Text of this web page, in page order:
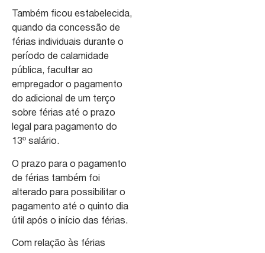
Também ficou estabelecida,
quando da concessão de
férias individuais durante o
período de calamidade
pública, facultar ao
empregador o pagamento
do adicional de um terço
sobre férias até o prazo
legal para pagamento do
13º salário.
O prazo para o pagamento
de férias também foi
alterado para possibilitar o
pagamento até o quinto dia
útil após o início das férias.
Com relação às férias